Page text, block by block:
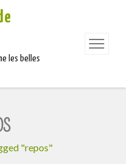
les belles
"repos"